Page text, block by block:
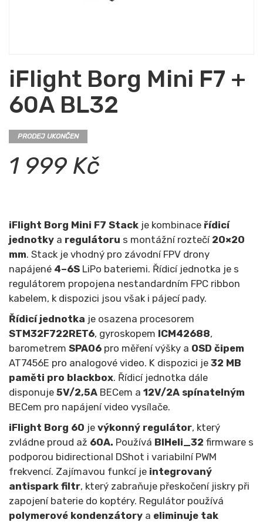
iFlight Borg Mini F7 +
60A BL32
PRODEJ UKONČEN
1 999 Kč
iFlight Borg Mini F7 Stack je kombinace řídicí
jednotky a regulátoru s montážní roztečí 20×20
mm. Stack je vhodný pro závodní FPV drony
napájené 4–6S LiPo bateriemi. Řídicí jednotka je s
regulátorem propojena nestandardním FPC ribbon
kabelem, k dispozici jsou však i pájecí pady.
Řídicí jednotka je osazena procesorem
STM32F722RET6, gyroskopem ICM42688,
barometrem SPA06 pro měření výšky a OSD čipem
AT7456E pro analogové video. K dispozici je 32 MB
paměti pro blackbox. Řídicí jednotka dále
disponuje 5V/2,5A BECem a 12V/2A spínatelným
BECem pro napájení video vysílače.
iFlight Borg 60 je výkonný regulátor, který
zvládne proud až 60A. Používá BlHeli_32 firmware s
podporou bidirectional DShot i variabilní PWM
frekvencí. Zajímavou funkcí je integrovaný
antispark filtr, který zabraňuje přeskočení jiskry při
zapojení baterie do koptéry. Regulátor používá
polymerové kondenzátory a eliminuje tak